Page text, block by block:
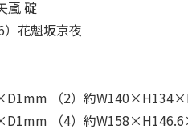
颪 碇
）花魁坂京夜
（2）約
（4）約